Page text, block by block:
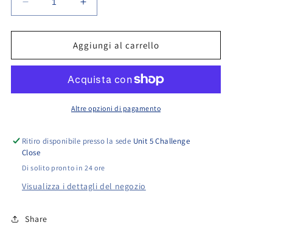
Diminuisci
quantità
per
TS410
Foot
Aumenta
quantità
per
Stihl
TS410
Rubber
Foot
Aggiungi al carrello
Altre opzioni di pagamento
Ritiro disponibile presso la sede Unit 5 Challenge
Close
Di solito pronto in 24 ore
Visualizza i dettagli del negozio
Share